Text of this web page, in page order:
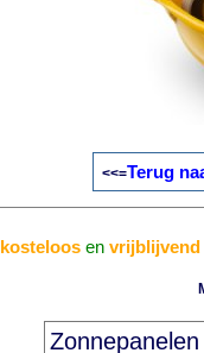
<<=Terug
kosteloosen vrijblijvend